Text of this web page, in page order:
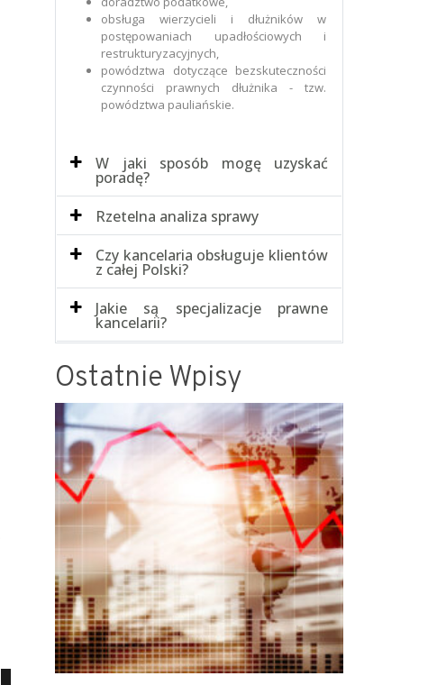
obsługa wierzycieli i dłużników w
postępowaniach upadłościowych i
restrukturyzacyjnych,
powództwa dotyczące bezskuteczności
czynności prawnych dłużnika - tzw.
powództwa pauliańskie.
W jaki sposób mogę uzyskać
poradę?
Rzetelna analiza sprawy
Czy kancelaria obsługuje klientów
z całej Polski?
Jakie są specjalizacje prawne
kancelarii?
Ostatnie Wpisy